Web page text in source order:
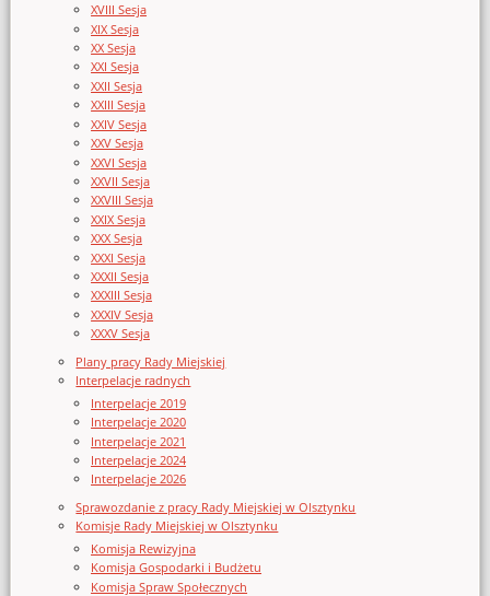
XVIII Sesja
XIX Sesja
XX Sesja
XXI Sesja
XXII Sesja
XXIII Sesja
XXIV Sesja
XXV Sesja
XXVI Sesja
XXVII Sesja
XXVIII Sesja
XXIX Sesja
XXX Sesja
XXXI Sesja
XXXII Sesja
XXXIII Sesja
XXXIV Sesja
XXXV Sesja
Plany pracy Rady Miejskiej
Interpelacje radnych
Interpelacje 2019
Interpelacje 2020
Interpelacje 2021
Interpelacje 2024
Interpelacje 2026
Sprawozdanie z pracy Rady Miejskiej w Olsztynku
Komisje Rady Miejskiej w Olsztynku
Komisja Rewizyjna
Komisja Gospodarki i Budżetu
Komisja Spraw Społecznych